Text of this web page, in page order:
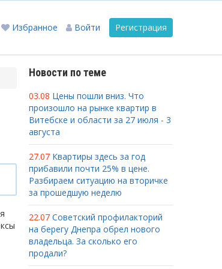
Регистрация
Войти
Избранное
Новости по теме
03.08 Цены пошли вниз. Что
произошло на рынке квартир в
Витебске и области за 27 июля - 3
августа
27.07 Квартиры здесь за год
прибавили почти 25% в цене.
Разбираем ситуацию на вторичке
за прошедшую неделю
22.07 Советский профилакторий
на берегу Днепра обрел нового
владельца. За сколько его
продали?